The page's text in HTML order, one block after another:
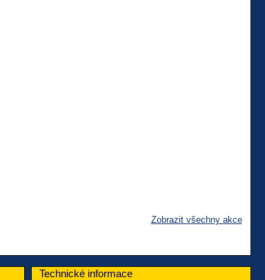
Zobrazit všechny akce
Technické informace